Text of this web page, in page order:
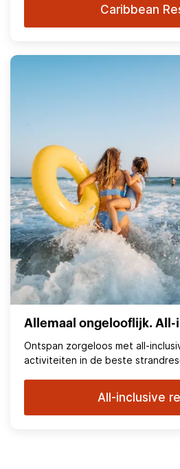
Caribbean
Allemaal ongelooflijk. All-
Ontspan zorgeloos met all-
activiteiten in de beste
All-inclusive